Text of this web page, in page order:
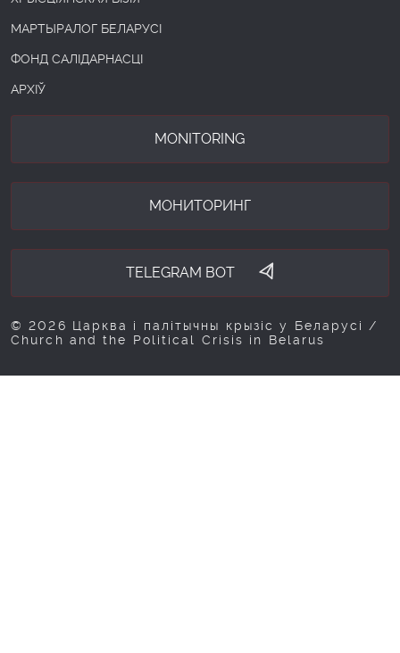
МАРТЫРАЛОГ БЕЛАРУСІ
ФОНД САЛІДАРНАСЦІ
АРХІЎ
MONITORING
МОНИТОРИНГ
TELEGRAM BOT
© 2026 Царква і палітычны крызіс у Беларусі /
Church and the Political Crisis in Belarus